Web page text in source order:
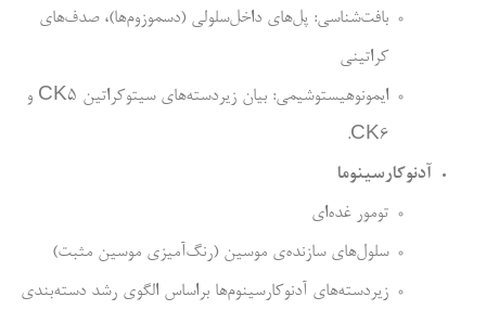
بافت­‌شناسی: پل‌های داخل­‌سلولی (دسموزوم‌­ها)، صدف­‌های
کراتینی
ایمونوهیستوشیمی: بیان زیردسته­‌های سیتوکراتین CK5 و
CK6.
آدنوکارسینوما
تومور غده‌­ای
سلول­‌های سازنده‌­ی موسین (رنگ‌­آمیزی موسین مثبت)
زیردسته‌­های آدنوکارسینوم­‌ها براساس الگوی رشد دسته‌­بندی